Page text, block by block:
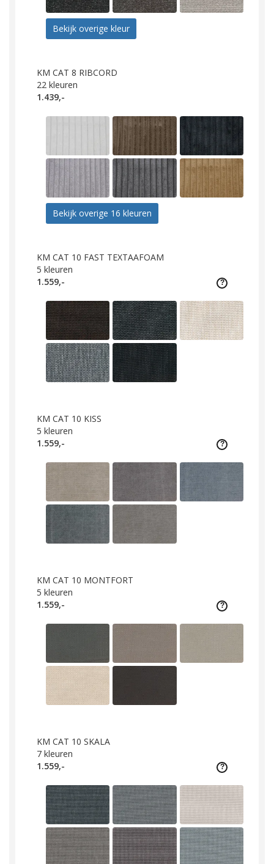
Bekijk overige kleur
KM CAT 8 RIBCORD
22 kleuren
1.439,-
Bekijk overige 16 kleuren
KM CAT 10 FAST TEXTAAFOAM
5 kleuren
1.559,-
KM CAT 10 KISS
5 kleuren
1.559,-
KM CAT 10 MONTFORT
5 kleuren
1.559,-
KM CAT 10 SKALA
7 kleuren
1.559,-